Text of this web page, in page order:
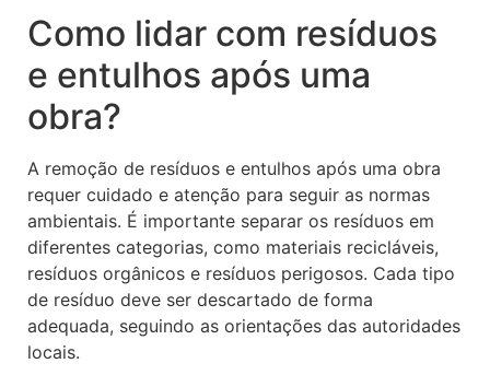
Como lidar com resíduos
e entulhos após uma
obra?
A remoção de resíduos e entulhos após uma obra
requer cuidado e atenção para seguir as normas
ambientais. É importante separar os resíduos em
diferentes categorias, como materiais recicláveis,
resíduos orgânicos e resíduos perigosos. Cada tipo
de resíduo deve ser descartado de forma
adequada, seguindo as orientações das autoridades
locais.